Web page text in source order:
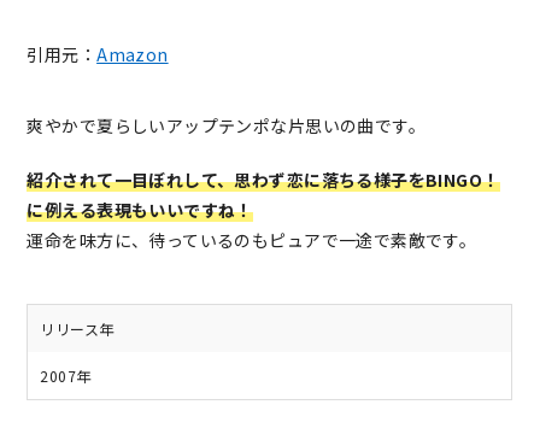
引用元：Amazon
爽やかで夏らしいアップテンポな片思いの曲です。
紹介されて一目ぼれして、思わず恋に落ちる様子をBINGO！
に例える表現もいいですね！
運命を味方に、待っているのもピュアで一途で素敵です。
リリース年
2007年